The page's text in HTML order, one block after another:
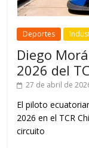
Deportes
Diego
2026 del
27 de abril de
El piloto
2026 en el TCR
circuito